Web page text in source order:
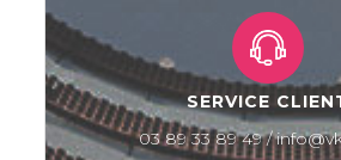
SERVICE
03 89 33 89 49 /